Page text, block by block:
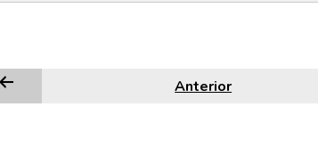
Anterior